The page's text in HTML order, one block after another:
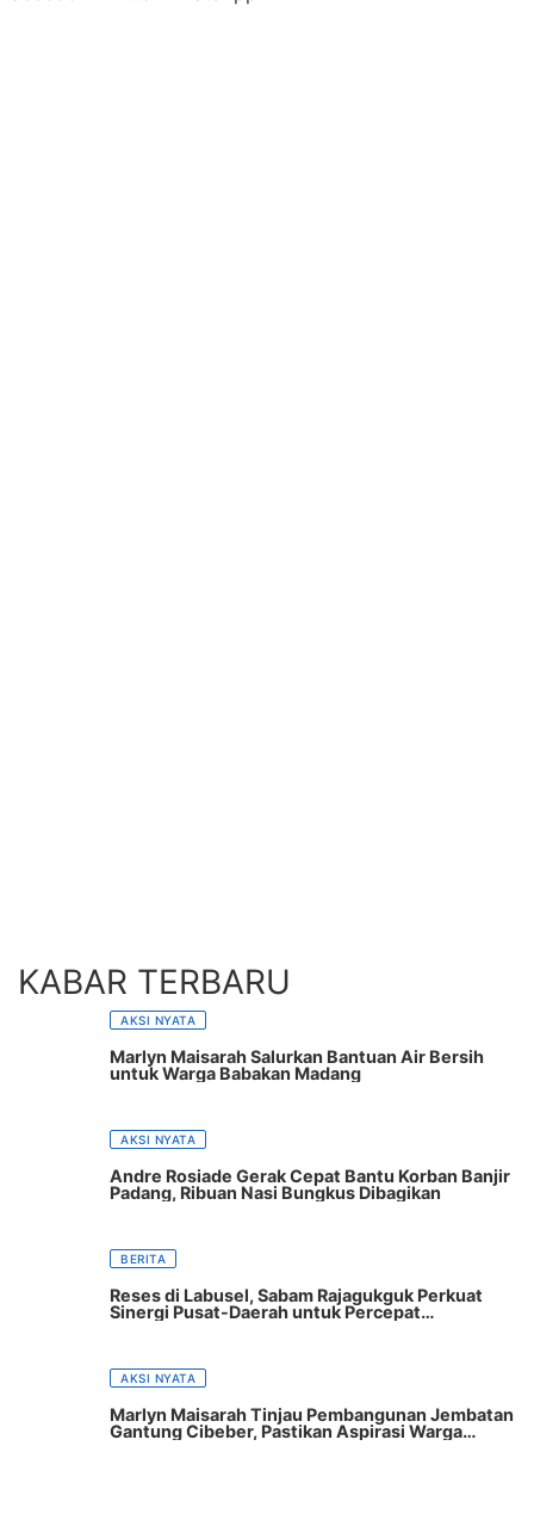
KABAR TERBARU
AKSI NYATA
Marlyn Maisarah Salurkan Bantuan Air Bersih
untuk Warga Babakan Madang
AKSI NYATA
Andre Rosiade Gerak Cepat Bantu Korban Banjir
Padang, Ribuan Nasi Bungkus Dibagikan
BERITA
Reses di Labusel, Sabam Rajagukguk Perkuat
Sinergi Pusat-Daerah untuk Percepat
AKSI NYATA
Marlyn Maisarah Tinjau Pembangunan Jembatan
Gantung Cibeber, Pastikan Aspirasi Warga